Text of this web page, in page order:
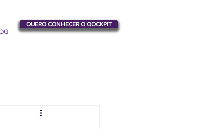
QUERO CONHECER O QOCKPIT